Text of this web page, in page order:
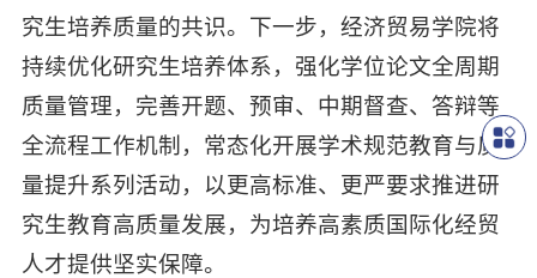
究生培养质量的共识。下一步，经济贸易学院将
持续优化研究生培养体系，强化学位论文全周期
质量管理，完善开题、预审、中期督查、答辩等
全流程工作机制，常态化开展学术规范教育与质
量提升系列活动，以更高标准、更严要求推进研
究生教育高质量发展，为培养高素质国际化经贸
人才提供坚实保障。